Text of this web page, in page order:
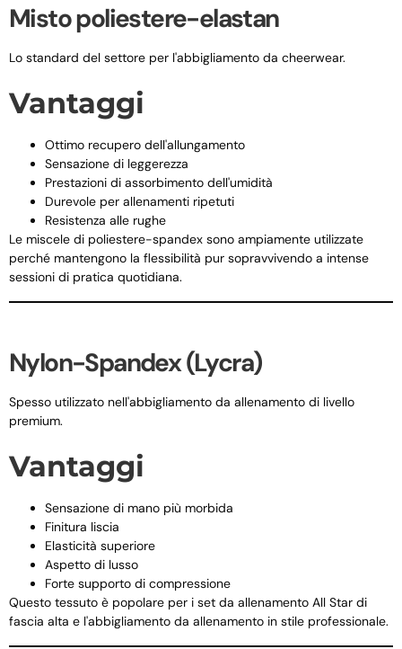
Misto poliestere-elastan
Lo standard del settore per l'abbigliamento da cheerwear.
Vantaggi
Ottimo recupero dell'allungamento
Sensazione di leggerezza
Prestazioni di assorbimento dell'umidità
Durevole per allenamenti ripetuti
Resistenza alle rughe
Le miscele di poliestere-spandex sono ampiamente utilizzate
perché mantengono la flessibilità pur sopravvivendo a intense
sessioni di pratica quotidiana.
Nylon-Spandex (Lycra)
Spesso utilizzato nell'abbigliamento da allenamento di livello
premium.
Vantaggi
Sensazione di mano più morbida
Finitura liscia
Elasticità superiore
Aspetto di lusso
Forte supporto di compressione
Questo tessuto è popolare per i set da allenamento All Star di
fascia alta e l'abbigliamento da allenamento in stile professionale.